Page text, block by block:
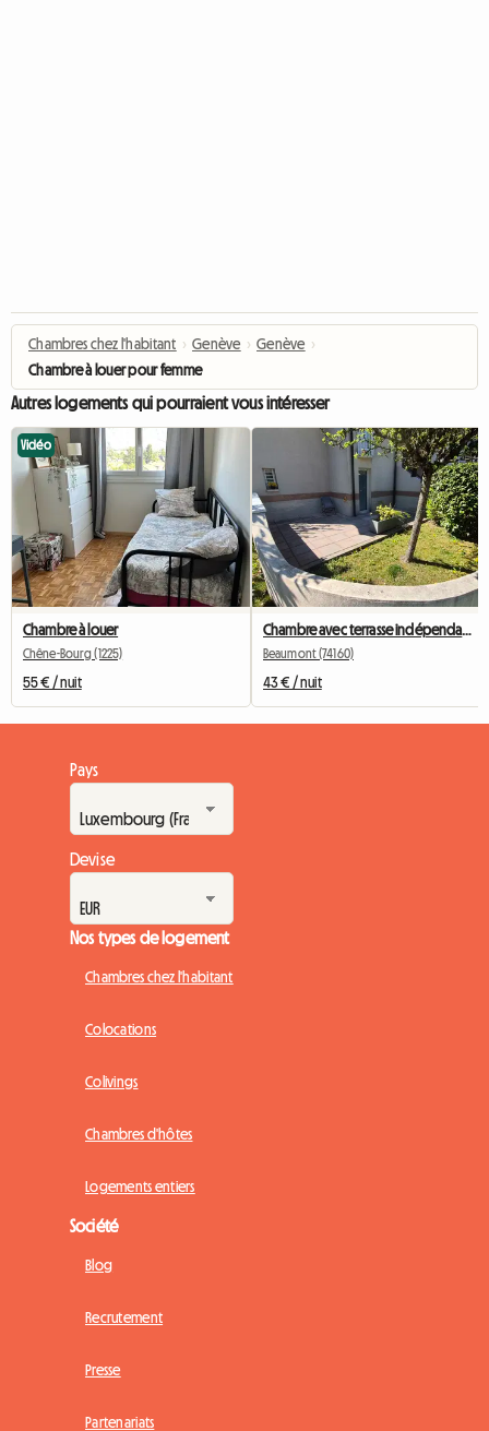
Chambres chez l'habitant › Genève › Genève ›
Chambre à louer pour femme
Autres logements qui pourraient vous intéresser
Vidéo
Chambre à louer
Chêne-Bourg (1225)
55 € / nuit
Beaumont (74160)
43 € / nuit
Pays
Devise
Nos types de logement
Chambres chez l'habitant
Colocations
Colivings
Chambres d'hôtes
Logements entiers
Société
Blog
Recrutement
Presse
Partenariats